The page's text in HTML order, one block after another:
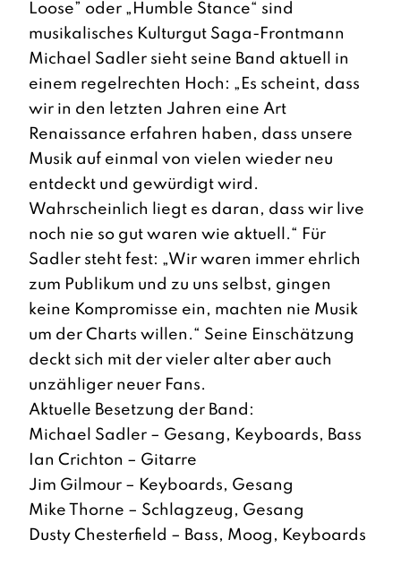
Loose” oder „Humble Stance“ sind
musikalisches Kulturgut Saga-Frontmann
Michael Sadler sieht seine Band aktuell in
einem regelrechten Hoch: „Es scheint, dass
wir in den letzten Jahren eine Art
Renaissance erfahren haben, dass unsere
Musik auf einmal von vielen wieder neu
entdeckt und gewürdigt wird.
Wahrscheinlich liegt es daran, dass wir live
noch nie so gut waren wie aktuell.“ Für
Sadler steht fest: „Wir waren immer ehrlich
zum Publikum und zu uns selbst, gingen
keine Kompromisse ein, machten nie Musik
um der Charts willen.“ Seine Einschätzung
deckt sich mit der vieler alter aber auch
unzähliger neuer Fans.
Aktuelle Besetzung der Band:
Michael Sadler – Gesang, Keyboards, Bass
Ian Crichton – Gitarre
Jim Gilmour – Keyboards, Gesang
Mike Thorne – Schlagzeug, Gesang
Dusty Chesterfield – Bass, Moog, Keyboards